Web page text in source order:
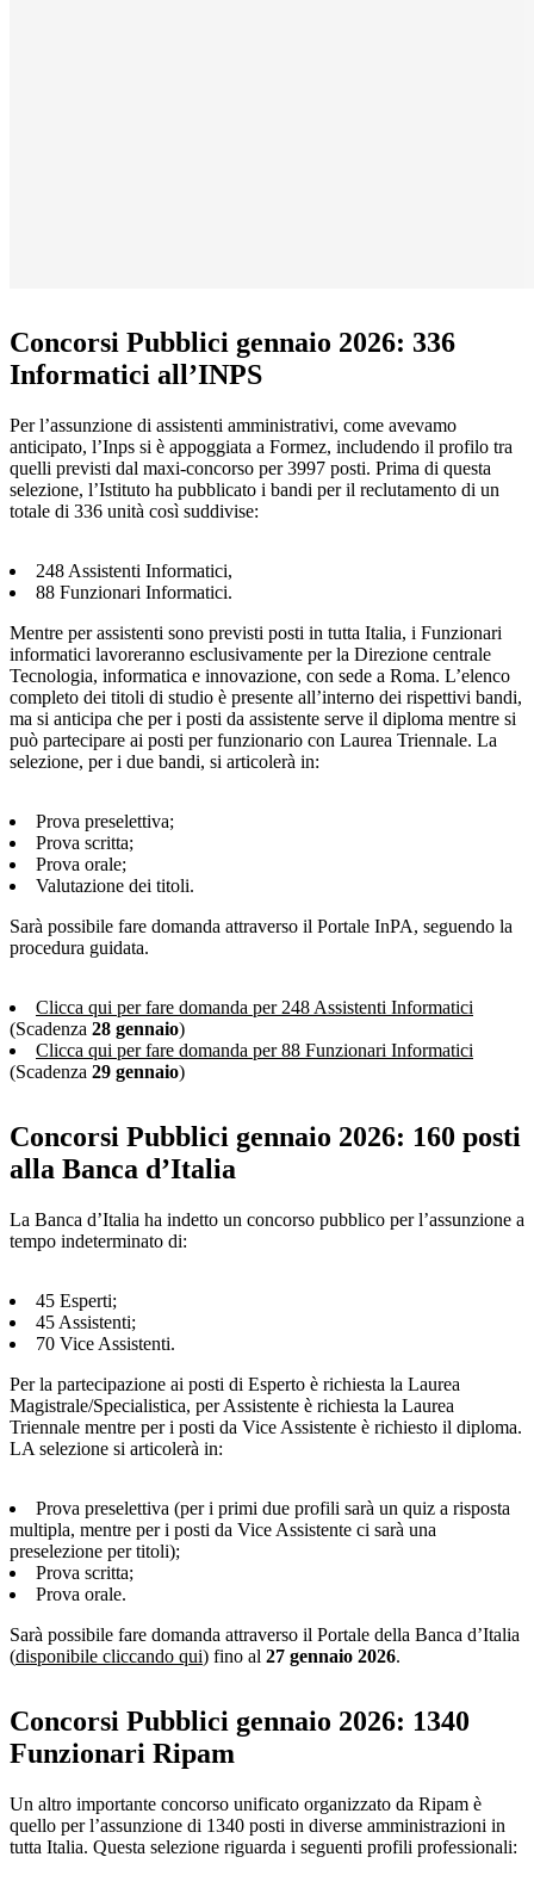
Concorsi Pubblici gennaio 2026: 336
Informatici all’INPS
Per l’assunzione di assistenti amministrativi, come avevamo
anticipato, l’Inps si è appoggiata a Formez, includendo il profilo tra
quelli previsti dal maxi-concorso per 3997 posti. Prima di questa
selezione, l’Istituto ha pubblicato i bandi per il reclutamento di un
totale di 336 unità così suddivise:
248 Assistenti Informatici,
88 Funzionari Informatici.
Mentre per assistenti sono previsti posti in tutta Italia, i Funzionari
informatici lavoreranno esclusivamente per la Direzione centrale
Tecnologia, informatica e innovazione, con sede a Roma. L’elenco
completo dei titoli di studio è presente all’interno dei rispettivi bandi,
ma si anticipa che per i posti da assistente serve il diploma mentre si
può partecipare ai posti per funzionario con Laurea Triennale. La
selezione, per i due bandi, si articolerà in:
Prova preselettiva;
Prova scritta;
Prova orale;
Valutazione dei titoli.
Sarà possibile fare domanda attraverso il Portale InPA, seguendo la
procedura guidata.
Clicca qui per fare domanda per 248 Assistenti Informatici
(Scadenza 28 gennaio)
Clicca qui per fare domanda per 88 Funzionari Informatici
(Scadenza 29 gennaio)
Concorsi Pubblici gennaio 2026: 160 posti
alla Banca d’Italia
La Banca d’Italia ha indetto un concorso pubblico per l’assunzione a
tempo indeterminato di:
45 Esperti;
45 Assistenti;
70 Vice Assistenti.
Per la partecipazione ai posti di Esperto è richiesta la Laurea
Magistrale/Specialistica, per Assistente è richiesta la Laurea
Triennale mentre per i posti da Vice Assistente è richiesto il diploma.
LA selezione si articolerà in:
Prova preselettiva (per i primi due profili sarà un quiz a risposta
multipla, mentre per i posti da Vice Assistente ci sarà una
preselezione per titoli);
Prova scritta;
Prova orale.
Sarà possibile fare domanda attraverso il Portale della Banca d’Italia
(disponibile cliccando qui) fino al 27 gennaio 2026.
Concorsi Pubblici gennaio 2026: 1340
Funzionari Ripam
Un altro importante concorso unificato organizzato da Ripam è
quello per l’assunzione di 1340 posti in diverse amministrazioni in
tutta Italia. Questa selezione riguarda i seguenti profili professionali: